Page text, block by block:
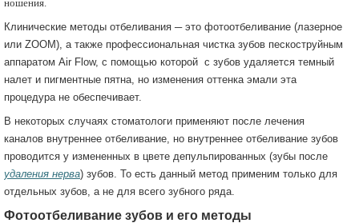
ношения.
Клинические методы отбеливания ─ это фотоотбеливание (лазерное
или ZOOM), а также профессиональная чистка зубов пескоструйным
аппаратом Air Flow, с помощью которой с зубов удаляется темный
налет и пигментные пятна, но изменения оттенка эмали эта
процедура не обеспечивает.
В некоторых случаях стоматологи применяют после лечения
каналов внутреннее отбеливание, но внутреннее отбеливание зубов
проводится у измененных в цвете депульпированных (зубы после
удаления нерва) зубов. То есть данный метод применим только для
отдельных зубов, а не для всего зубного ряда.
Фотоотбеливание зубов и его методы